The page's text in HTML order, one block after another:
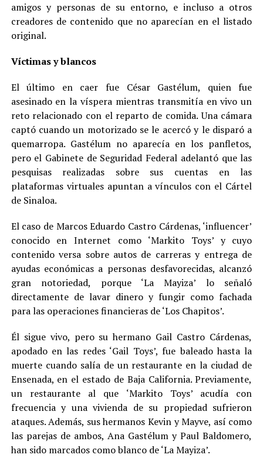
amigos y personas de su entorno, e incluso a otros
creadores de contenido que no aparecían en el listado
original.
Víctimas y blancos
El último en caer fue César Gastélum, quien fue
asesinado en la víspera mientras transmitía en vivo un
reto relacionado con el reparto de comida. Una cámara
captó cuando un motorizado se le acercó y le disparó a
quemarropa. Gastélum no aparecía en los panfletos,
pero el Gabinete de Seguridad Federal adelantó que las
pesquisas realizadas sobre sus cuentas en las
plataformas virtuales apuntan a vínculos con el Cártel
de Sinaloa.
El caso de Marcos Eduardo Castro Cárdenas, ‘influencer’
conocido en Internet como ‘Markito Toys’ y cuyo
contenido versa sobre autos de carreras y entrega de
ayudas económicas a personas desfavorecidas, alcanzó
gran notoriedad, porque ‘La Mayiza’ lo señaló
directamente de lavar dinero y fungir como fachada
para las operaciones financieras de ‘Los Chapitos’.
Él sigue vivo, pero su hermano Gail Castro Cárdenas,
apodado en las redes ‘Gail Toys’, fue baleado hasta la
muerte cuando salía de un restaurante en la ciudad de
Ensenada, en el estado de Baja California. Previamente,
un restaurante al que ‘Markito Toys’ acudía con
frecuencia y una vivienda de su propiedad sufrieron
ataques. Además, sus hermanos Kevin y Mayve, así como
las parejas de ambos, Ana Gastélum y Paul Baldomero,
han sido marcados como blanco de ‘La Mayiza’.